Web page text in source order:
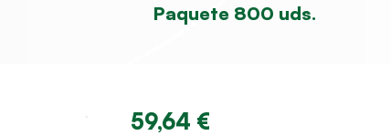
Paquete 800 uds.
59,64 €